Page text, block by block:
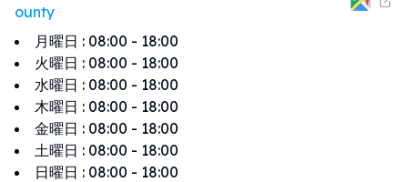
ounty
月曜日 : 08:00 - 18:00
火曜日 : 08:00 - 18:00
水曜日 : 08:00 - 18:00
木曜日 : 08:00 - 18:00
金曜日 : 08:00 - 18:00
土曜日 : 08:00 - 18:00
日曜日 : 08:00 - 18:00